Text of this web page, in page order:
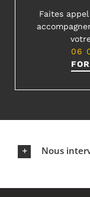
Faites
06
Nous